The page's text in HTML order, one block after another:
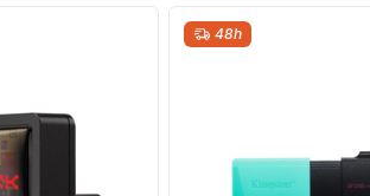
48h